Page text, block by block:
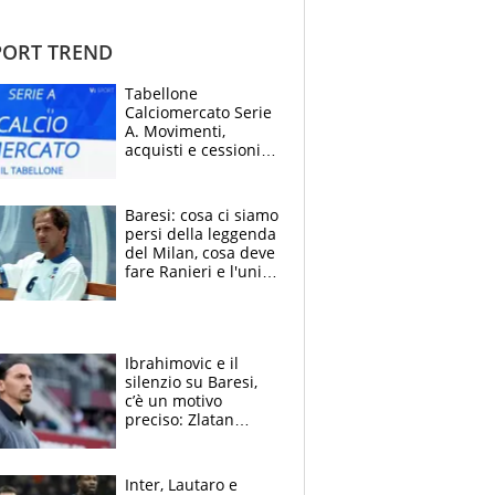
TREND
Tabellone
Calciomercato Serie
A. Movimenti,
acquisti e cessioni:
Baresi: cosa ci siamo
persi della leggenda
del Milan, cosa deve
fare Ranieri e l'unico
Ibrahimovic e il
silenzio su Baresi,
c’è un motivo
preciso: Zlatan
e dalla morte di
Inter, Lautaro e